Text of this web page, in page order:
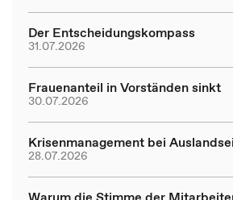
Der Entscheidungskompass
31.07.2026
Frauenanteil in Vorständen sinkt
30.07.2026
Krisenmanagement bei
28.07.2026